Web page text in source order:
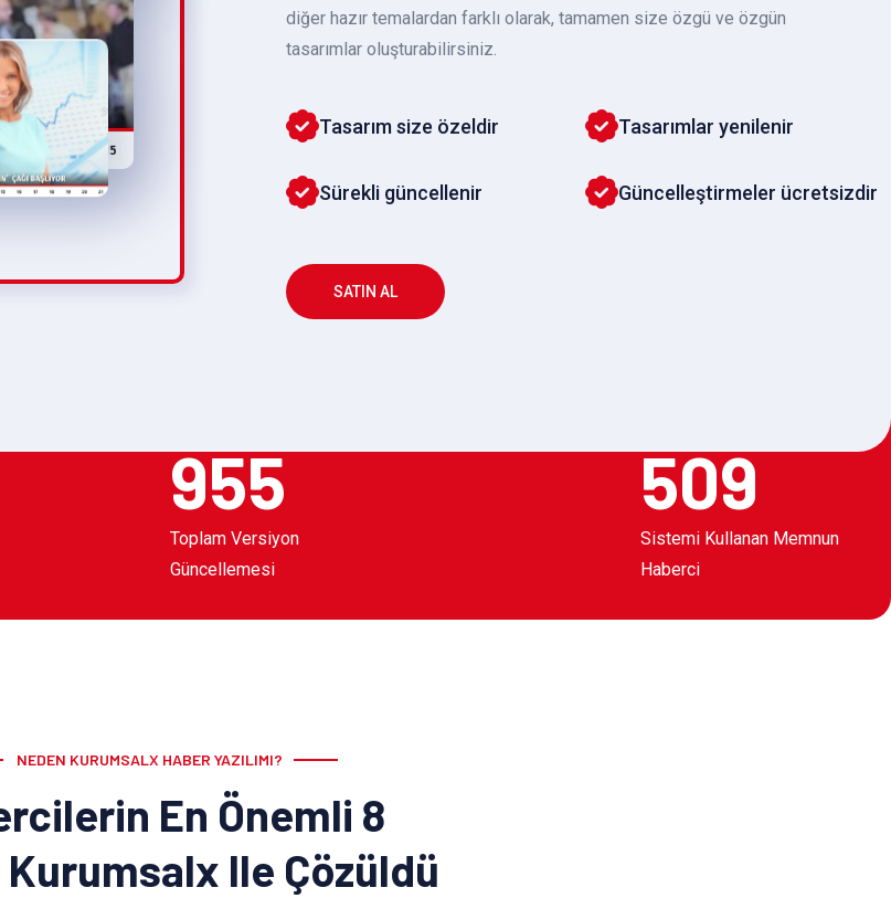
diğer hazır temalardan farklı olarak, tamamen size özgü ve özgün
tasarımlar oluşturabilirsiniz.
Tasarım size özeldir
Sürekli güncellenir
Tasarımlar yenilenir
Güncelleştirmeler ücretsizdir
SATIN AL
955
Toplam Versiyon
Güncellemesi
509
Sistemi Kullanan Memnun
Haberci
NEDEN KURUMSALX HABER YAZILIMI?
En Önemli 8
Ile Çözüldü